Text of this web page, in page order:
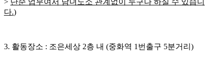
> 단순 업무여서 남녀노소 관계없이 누구나 하실 수 있습니
다.)
3. 활동장소 : 조은세상 2층 내 (중화역 1번출구 5분거리)